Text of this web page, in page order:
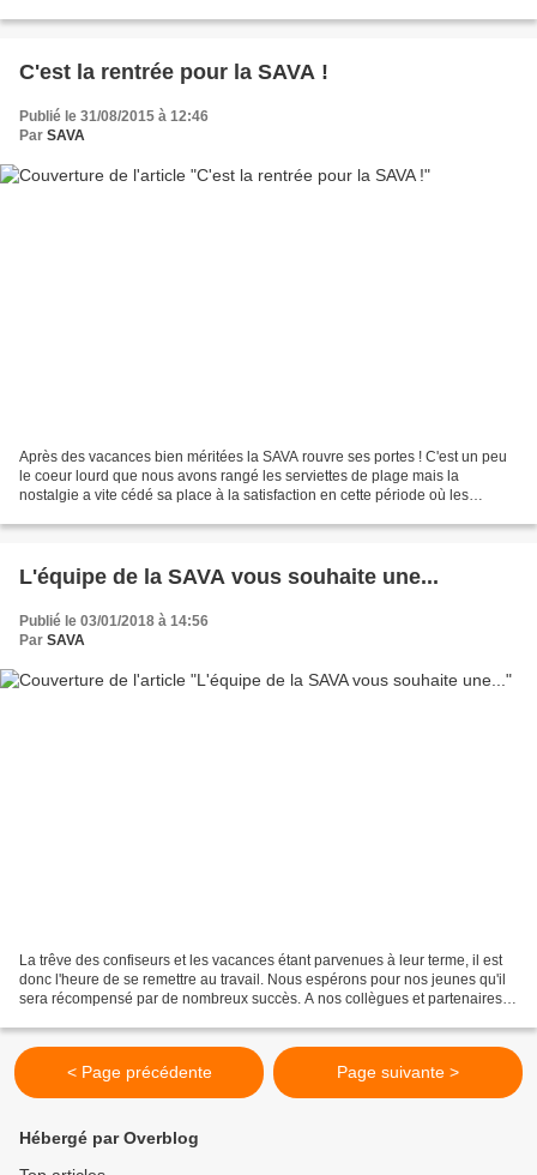
C'est la rentrée pour la SAVA !
Publié le 31/08/2015 à 12:46
Par SAVA
Après des vacances bien méritées la SAVA rouvre ses portes ! C'est un peu
le coeur lourd que nous avons rangé les serviettes de plage mais la
nostalgie a vite cédé sa place à la satisfaction en cette période où les
L'équipe de la SAVA vous souhaite une...
Publié le 03/01/2018 à 14:56
Par SAVA
La trêve des confiseurs et les vacances étant parvenues à leur terme, il est
donc l'heure de se remettre au travail. Nous espérons pour nos jeunes qu'il
sera récompensé par de nombreux succès. A nos collègues et partenaires,
< Page précédente Page suivante >
Hébergé par Overblog